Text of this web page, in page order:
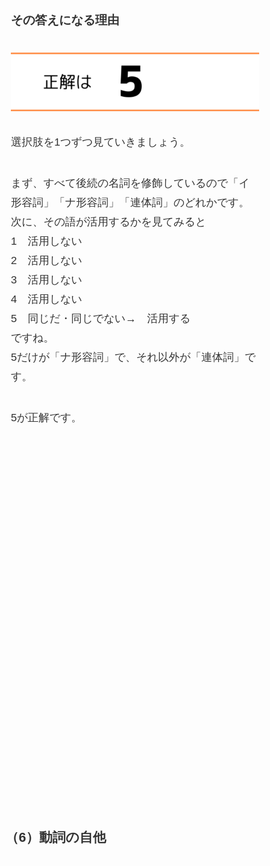
その答えになる理由
選択肢を1つずつ見ていきましょう。
まず、すべて後続の名詞を修飾しているので「イ
形容詞」「ナ形容詞」「連体詞」のどれかです。
次に、 その語が活用するかを見てみると
1 活用しない
2 活用しない
3 活用しない
4 活用しない
5 同じだ・同じでない→ 活用する
ですね。
5だけが「ナ形容詞」で、それ以外が「連体詞」で
す。
5が正解です。
（6）動詞の自他